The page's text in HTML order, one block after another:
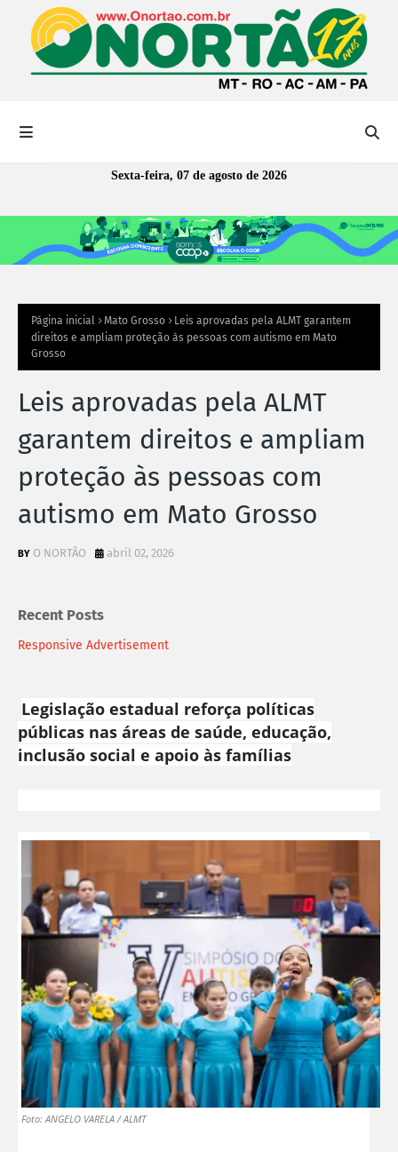
Sexta-feira, 07 de agosto de 2026
Página inicial Mato Grosso
Leis aprovadas pela ALMT garantem
direitos e ampliam proteção às pessoas com autismo em Mato
Grosso
Leis aprovadas pela ALMT
garantem direitos e ampliam
proteção às pessoas com
autismo em Mato Grosso
O NORTÃO abril 02, 2026
Recent Posts
Responsive Advertisement
Legislação estadual reforça políticas
públicas nas áreas de saúde, educação,
inclusão social e apoio às famílias
Foto: ANGELO VARELA / ALMT